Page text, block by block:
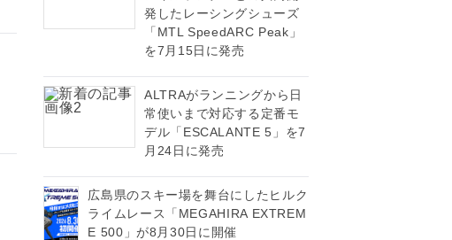
発したレーシングシューズ
「MTL SpeedARC Peak」
を7月15日に発売
ALTRAがランニングから日
常使いまで対応する定番モ
デル「ESCALANTE 5」を7
月24日に発売
広島県のスキー場を舞台にしたヒルク
ライムレース「MEGAHIRA EXTREM
E 500」が8月30日に開催